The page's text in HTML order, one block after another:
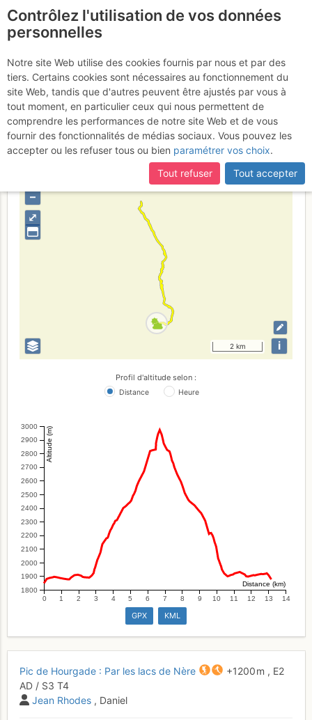
Pic de Hourgade : Par
les lacs de Nère
Mardi 9 mai 2017
France Hautes-Pyrénées Haute-Garonne Luchon -
Posets - Maladeta - Aigüestortes
⤢
–
2 km i
Profil d'altitude selon :
Distance Heure
1800
1900
2000
2100
2200
2300
2400
2500
2600
2700
2800
2900
3000 Altitude (m)
0 1 2 3 4 5 6 7 8 9 10 11 12 13 14
Distance (km)
GPX KML
Pic de Hourgade : Par les lacs de Nère +1200 m , E2
AD / S3 T4
Jean Rhodes , Daniel
Contrôlez l'utilisation de vos données
personnelles
Notre site Web utilise des cookies fournis par nous et par des
tiers. Certains cookies sont nécessaires au fonctionnement du
site Web, tandis que d'autres peuvent être ajustés par vous à
tout moment, en particulier ceux qui nous permettent de
comprendre les performances de notre site Web et de vous
fournir des fonctionnalités de médias sociaux. Vous pouvez les
accepter ou les refuser tous ou bien paramétrer vos choix.
Tout refuser
Tout accepter